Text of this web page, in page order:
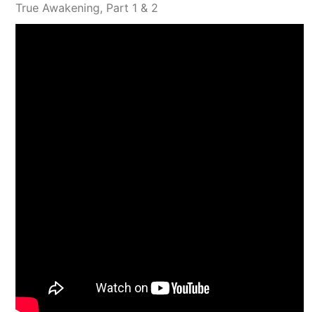
True Awakening, Part 1 & 2